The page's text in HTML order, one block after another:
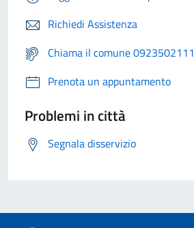
Richiedi Assistenza
Chiama il comune 0923502111
Prenota un appuntamento
Problemi in città
Segnala disservizio